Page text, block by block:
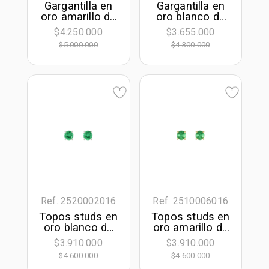
Gargantilla en
oro amarillo de
18 Kilates,
Uñas, con
esmeralda
largo, 0.50 mm.
$4.250.000
$5.000.000
Gargantilla en
oro blanco de
18 Kilates,
Uñas, con
esmeralda
largo, 0.50 mm.
$3.655.000
$4.300.000
Ref. 2520002016
Topos studs en
oro blanco de
18 Kilates, con
2 esmeralda
laboratorios
$3.910.000
$4.600.000
Ref. 2510006016
Topos studs en
oro amarillo de
18 Kilates, con
2 esmeralda
laboratorios
$3.910.000
$4.600.000